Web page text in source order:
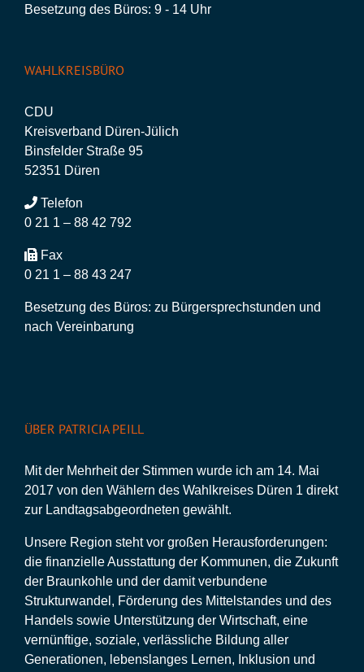
Besetzung des Büros: 9 - 14 Uhr
WAHLKREISBÜRO
CDU
Kreisverband Düren-Jülich
Binsfelder Straße 95
52351 Düren
Telefon
0 21 1 – 88 42 792
Fax
0 21 1 – 88 43 247
Besetzung des Büros: zu Bürgersprechstunden und
nach Vereinbarung
ÜBER PATRICIA PEILL
Mit der Mehrheit der Stimmen wurde ich am 14. Mai
2017 von den Wählern des Wahlkreises Düren 1 direkt
zur Landtagsabgeordneten gewählt.
Unsere Region steht vor großen Herausforderungen:
die finanzielle Ausstattung der Kommunen, die Zukunft
der Braunkohle und der damit verbundene
Strukturwandel, Förderung des Mittelstandes und des
Handels sowie Unterstützung der Wirtschaft, eine
vernünftige, soziale, verlässliche Bildung aller
Generationen, lebenslanges Lernen, Inklusion und